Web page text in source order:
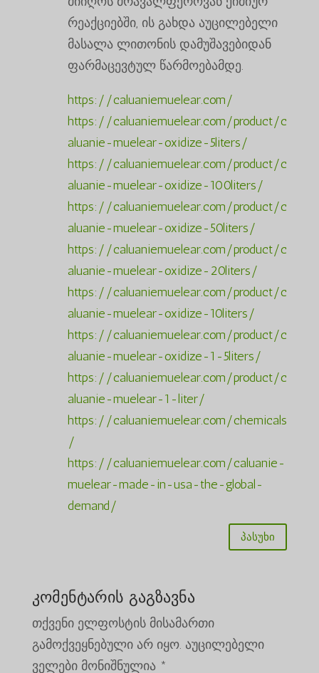
რეაქციებში, ის გახდა აუცილებელი
მასალა ლითონის დამუშავებიდან
ფარმაცევტულ წარმოებამდე.
https://caluaniemuelear.com/
https://caluaniemuelear.com/product/c
aluanie-muelear-oxidize-5liters/
https://caluaniemuelear.com/product/c
aluanie-muelear-oxidize-100liters/
https://caluaniemuelear.com/product/c
aluanie-muelear-oxidize-50liters/
https://caluaniemuelear.com/product/c
aluanie-muelear-oxidize-20liters/
https://caluaniemuelear.com/product/c
aluanie-muelear-oxidize-10liters/
https://caluaniemuelear.com/product/c
aluanie-muelear-oxidize-1-5liters/
https://caluaniemuelear.com/product/c
aluanie-muelear-1-liter/
https://caluaniemuelear.com/chemicals
/
https://caluaniemuelear.com/caluanie-
muelear-made-in-usa-the-global-
demand/
პასუხი
კომენტარის გაგზავნა
თქვენი ელფოსტის მისამართი
გამოქვეყნებული არ იყო. აუცილებელი
ველები მონიშნულია *